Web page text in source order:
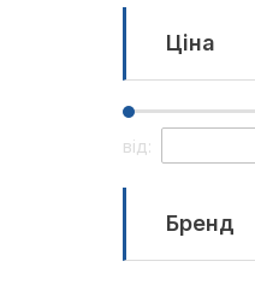
Ціна
від:
Бренд